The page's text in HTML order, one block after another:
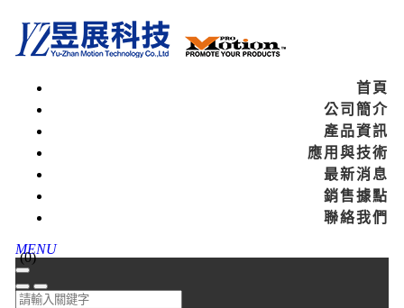
首頁
公司簡介
產品資訊
應用與技術
最新消息
銷售據點
聯絡我們
MENU
(0)